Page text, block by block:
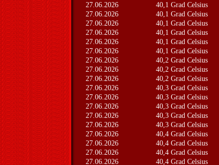
27.06.2026
40,1 Grad Celsius
27.06.2026
40,1 Grad Celsius
27.06.2026
40,1 Grad Celsius
27.06.2026
40,1 Grad Celsius
27.06.2026
40,1 Grad Celsius
27.06.2026
40,1 Grad Celsius
27.06.2026
40,2 Grad Celsius
27.06.2026
40,2 Grad Celsius
27.06.2026
40,2 Grad Celsius
27.06.2026
40,3 Grad Celsius
27.06.2026
40,3 Grad Celsius
27.06.2026
40,3 Grad Celsius
27.06.2026
40,3 Grad Celsius
27.06.2026
40,3 Grad Celsius
27.06.2026
40,4 Grad Celsius
27.06.2026
40,4 Grad Celsius
27.06.2026
40,4 Grad Celsius
27.06.2026
40,4 Grad Celsius